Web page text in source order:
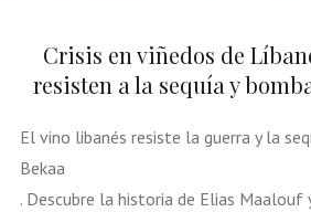
Crisis en viñedos de
resisten a la sequía y
El vino libanés resiste la guerra y la
Bekaa
. Descubre la historia de Elias Maalouf